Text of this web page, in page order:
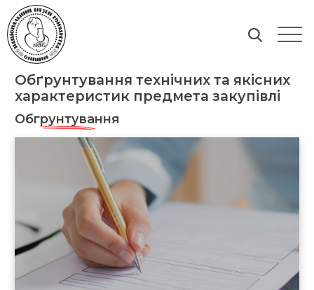
Обґрунтування технічних та якісних
характеристик предмета закупівлі
Обгрунтування